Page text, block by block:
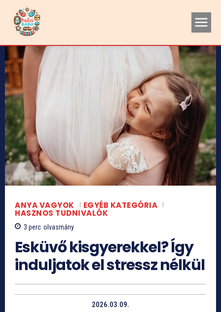
ANYA VAGYOK EGYÉB KATEGÓRIA
HASZNOS TUDNIVALÓK
3 perc olvasmány
Esküvő kisgyerekkel? Így
induljatok el stressz nélkül
2026.03.09.